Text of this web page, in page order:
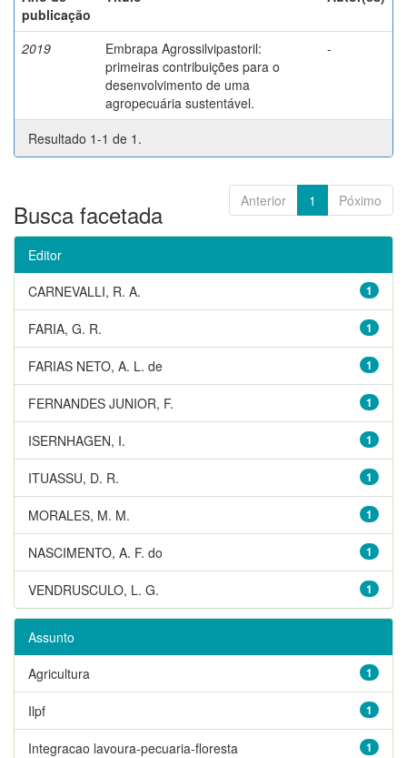
publicação
2019
Embrapa Agrossilvipastoril:
primeiras contribuições para o
desenvolvimento de uma
agropecuária sustentável.
-
Resultado 1-1 de 1.
Anterior 1 Póximo
Busca facetada
Editor
1
CARNEVALLI, R. A.
1
FARIA, G. R.
1
FARIAS NETO, A. L. de
1
FERNANDES JUNIOR, F.
1
ISERNHAGEN, I.
1
ITUASSU, D. R.
1
MORALES, M. M.
1
NASCIMENTO, A. F. do
1
VENDRUSCULO, L. G.
Assunto
1
Agricultura
1
Ilpf
1
Integracao lavoura-pecuaria-floresta